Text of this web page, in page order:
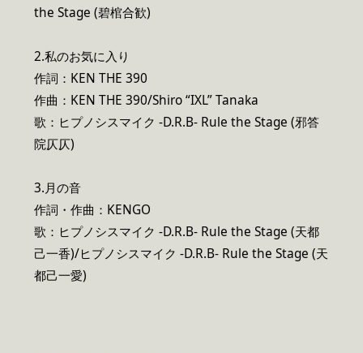
the Stage (碧棺合歓)
2.私のお気に入り
作詞：KEN THE 390
作曲：KEN THE 390/Shiro “IXL” Tanaka
歌：ヒプノシスマイク -D.R.B- Rule the Stage (邪答
院仄仄)
3.月の音
作詞・作曲：KENGO
歌：ヒプノシスマイク -D.R.B- Rule the Stage (天都
己一香)/ヒプノシスマイク -D.R.B- Rule the Stage (天
都己一愛)